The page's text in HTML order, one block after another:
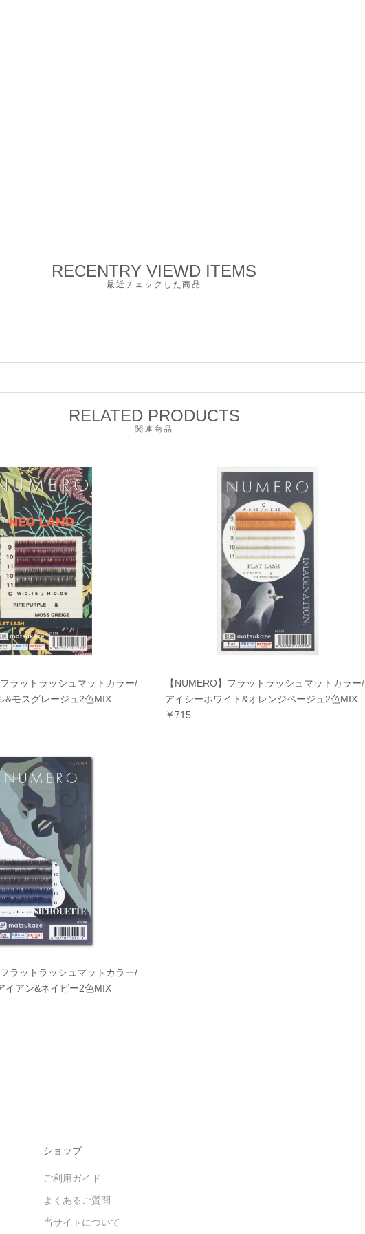
RECENTRY VIEWD ITEMS
最近チェックした商品
RELATED PRODUCTS
関連商品
ラットラッシュマットカラー/
&モスグレージュ2色MIX
【NUMERO】フラットラッシュマットカラー/
アイシーホワイト&オレンジベージュ2色MIX
￥715
ラットラッシュマットカラー/
イアン&ネイビー2色MIX
ショップ
ご利用ガイド
よくあるご質問
当サイトについて